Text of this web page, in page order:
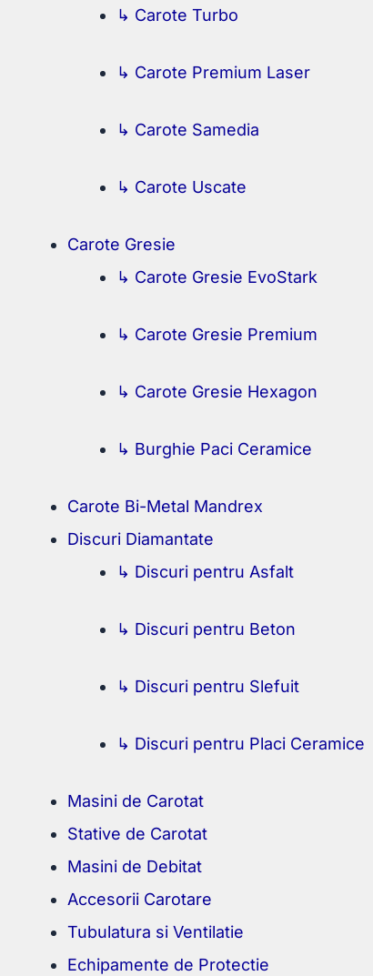
↳ Carote Turbo
↳ Carote Premium Laser
↳ Carote Samedia
↳ Carote Uscate
Carote Gresie
↳ Carote Gresie EvoStark
↳ Carote Gresie Premium
↳ Carote Gresie Hexagon
↳ Burghie Paci Ceramice
Carote Bi-Metal Mandrex
Discuri Diamantate
↳ Discuri pentru Asfalt
↳ Discuri pentru Beton
↳ Discuri pentru Slefuit
↳ Discuri pentru Placi Ceramice
Masini de Carotat
Stative de Carotat
Masini de Debitat
Accesorii Carotare
Tubulatura si Ventilatie
Echipamente de Protectie